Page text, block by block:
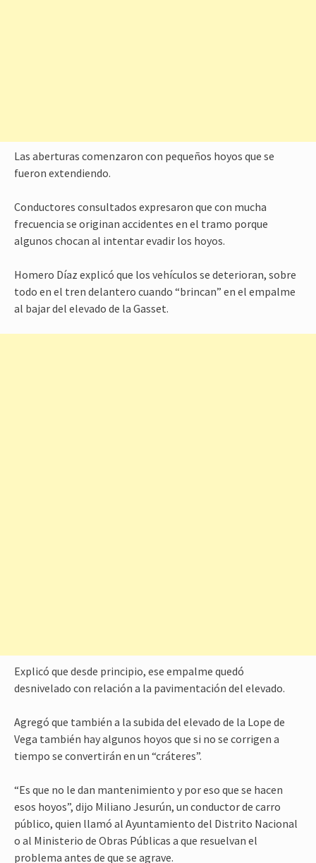
Las aberturas comenzaron con pequeños hoyos que se
fueron extendiendo.
Conductores consultados expresaron que con mucha
frecuencia se originan accidentes en el tramo porque
algunos chocan al intentar evadir los hoyos.
Homero Díaz explicó que los vehículos se deterioran, sobre
todo en el tren delantero cuando “brincan” en el empalme
al bajar del elevado de la Gasset.
Explicó que desde principio, ese empalme quedó
desnivelado con relación a la pavimentación del elevado.
Agregó que también a la subida del elevado de la Lope de
Vega también hay algunos hoyos que si no se corrigen a
tiempo se convertirán en un “cráteres”.
“Es que no le dan mantenimiento y por eso que se hacen
esos hoyos”, dijo Miliano Jesurún, un conductor de carro
público, quien llamó al Ayuntamiento del Distrito Nacional
o al Ministerio de Obras Públicas a que resuelvan el
problema antes de que se agrave.